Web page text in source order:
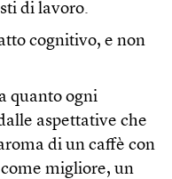
di lavoro.
cognitivo, e non
quanto ogni
aspettative che
di un caffè con
migliore, un